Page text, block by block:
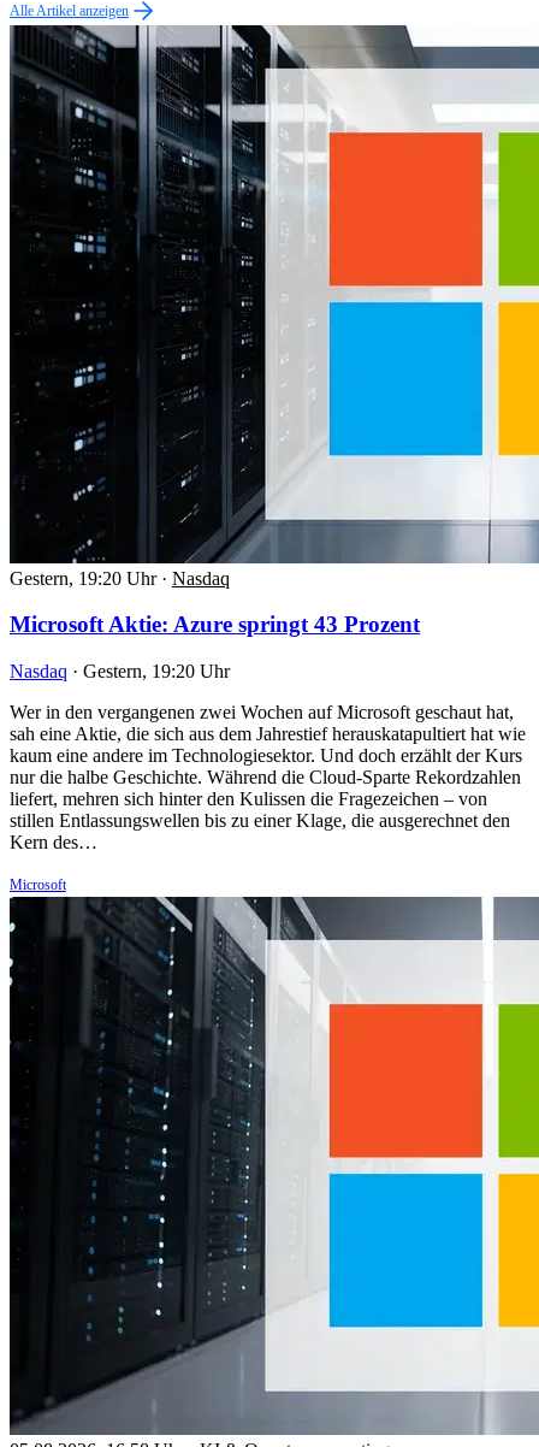
Alle Artikel anzeigen
Gestern, 19:20 Uhr · Nasdaq
Microsoft Aktie: Azure springt 43 Prozent
Nasdaq · Gestern, 19:20 Uhr
Wer in den vergangenen zwei Wochen auf Microsoft geschaut hat,
sah eine Aktie, die sich aus dem Jahrestief herauskatapultiert hat wie
kaum eine andere im Technologiesektor. Und doch erzählt der Kurs
nur die halbe Geschichte. Während die Cloud-Sparte Rekordzahlen
liefert, mehren sich hinter den Kulissen die Fragezeichen – von
stillen Entlassungswellen bis zu einer Klage, die ausgerechnet den
Kern des…
Microsoft